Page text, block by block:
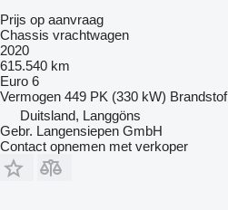
Prijs op aanvraag
Chassis vrachtwagen
2020
615.540 km
Euro 6
Vermogen 449 PK (330 kW) Brandstof
Duitsland, Langgöns
Gebr. Langensiepen GmbH
Contact opnemen met verkoper